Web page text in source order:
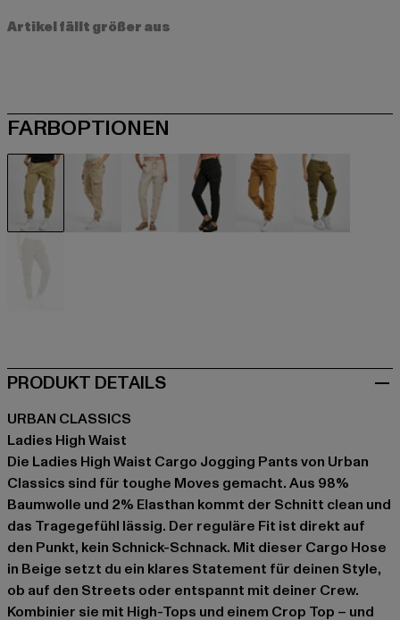
Artikel fällt größer aus
FARBOPTIONEN
PRODUKT DETAILS
URBAN CLASSICS
Ladies High Waist
Die Ladies High Waist Cargo Jogging Pants von Urban
Classics sind für toughe Moves gemacht. Aus 98%
Baumwolle und 2% Elasthan kommt der Schnitt clean und
das Tragegefühl lässig. Der reguläre Fit ist direkt auf
den Punkt, kein Schnick-Schnack. Mit dieser Cargo Hose
in Beige setzt du ein klares Statement für deinen Style,
ob auf den Streets oder entspannt mit deiner Crew.
Kombinier sie mit High-Tops und einem Crop Top – und